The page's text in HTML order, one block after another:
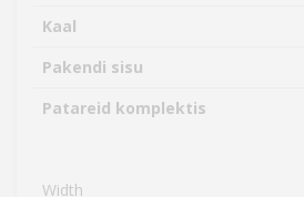
Kaal
Pakendi sisu
Patareid komplektis
Width